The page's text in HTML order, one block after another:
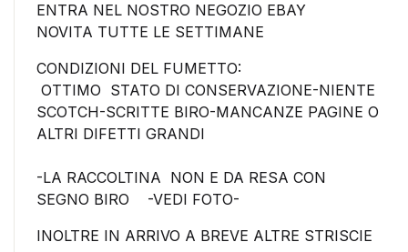
ENTRA NEL NOSTRO NEGOZIO EBAY
NOVITA TUTTE LE SETTIMANE
CONDIZIONI DEL FUMETTO:
OTTIMO STATO DI CONSERVAZIONE-NIENTE
SCOTCH-SCRITTE BIRO-MANCANZE PAGINE O
ALTRI DIFETTI GRANDI
-LA RACCOLTINA NON E DA RESA CON
SEGNO BIRO -VEDI FOTO-
INOLTRE IN ARRIVO A BREVE ALTRE STRISCIE